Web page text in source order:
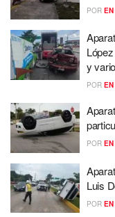
POR
y
POR
POR
Luis
POR